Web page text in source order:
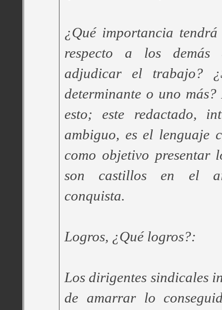
¿Qué importancia
respecto a los
adjudicar el trabajo?
determinante o uno
esto; este redactado,
ambiguo, es el lenguaje
como objetivo presentar
son castillos en el
conquista.
Logros, ¿Qué logros?:
Los dirigentes sindicales
de amarrar lo